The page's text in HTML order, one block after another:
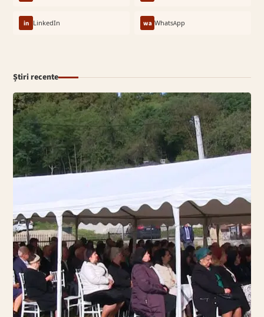
in LinkedIn wa WhatsApp
Știri recente